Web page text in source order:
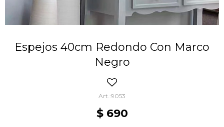
Espejos 40cm Redondo Con Marco
Negro
9053
$ 690